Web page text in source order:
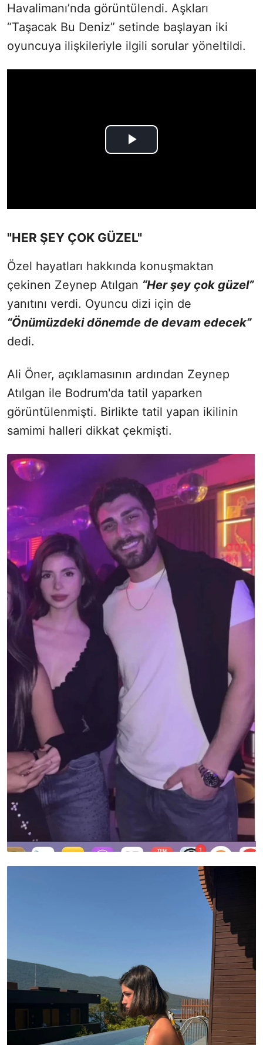
Havalimanı’nda görüntülendi. Aşkları
“Taşacak Bu Deniz” setinde başlayan iki
oyuncuya ilişkileriyle ilgili sorular yöneltildi.
"HER ŞEY ÇOK GÜZEL"
Özel hayatları hakkında konuşmaktan
çekinen Zeynep Atılgan “Her şey çok güzel”
yanıtını verdi. Oyuncu dizi için de
“Önümüzdeki dönemde de devam edecek”
dedi.
Ali Öner, açıklamasının ardından Zeynep
Atılgan ile Bodrum'da tatil yaparken
görüntülenmişti. Birlikte tatil yapan ikilinin
samimi halleri dikkat çekmişti.